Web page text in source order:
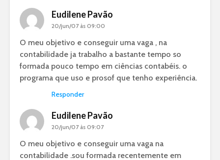
Eudilene Pavão
20/jun/07 às 09:00
O meu objetivo e conseguir uma vaga , na
contabilidade ja trabalho a bastante tempo so
formada pouco tempo em ciências contabéis. o
programa que uso e prosof que tenho experiência.
Responder
Eudilene Pavão
20/jun/07 às 09:07
O meu objetivo e conseguir uma vaga na
contabilidade .sou formada recentemente em